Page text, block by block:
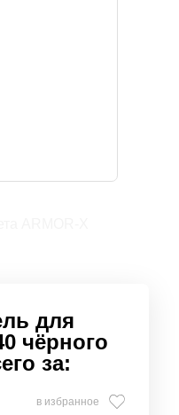
для
чёрного
за:
в избранное